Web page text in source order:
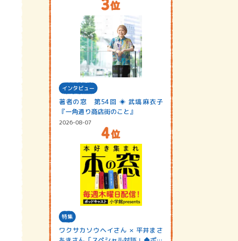
インタビュー
著者の窓 第54回 ◈ 武塙麻衣子
『一角通り商店街のこと』
2026-08-07
特集
ワクサカソウヘイさん × 平井まさ